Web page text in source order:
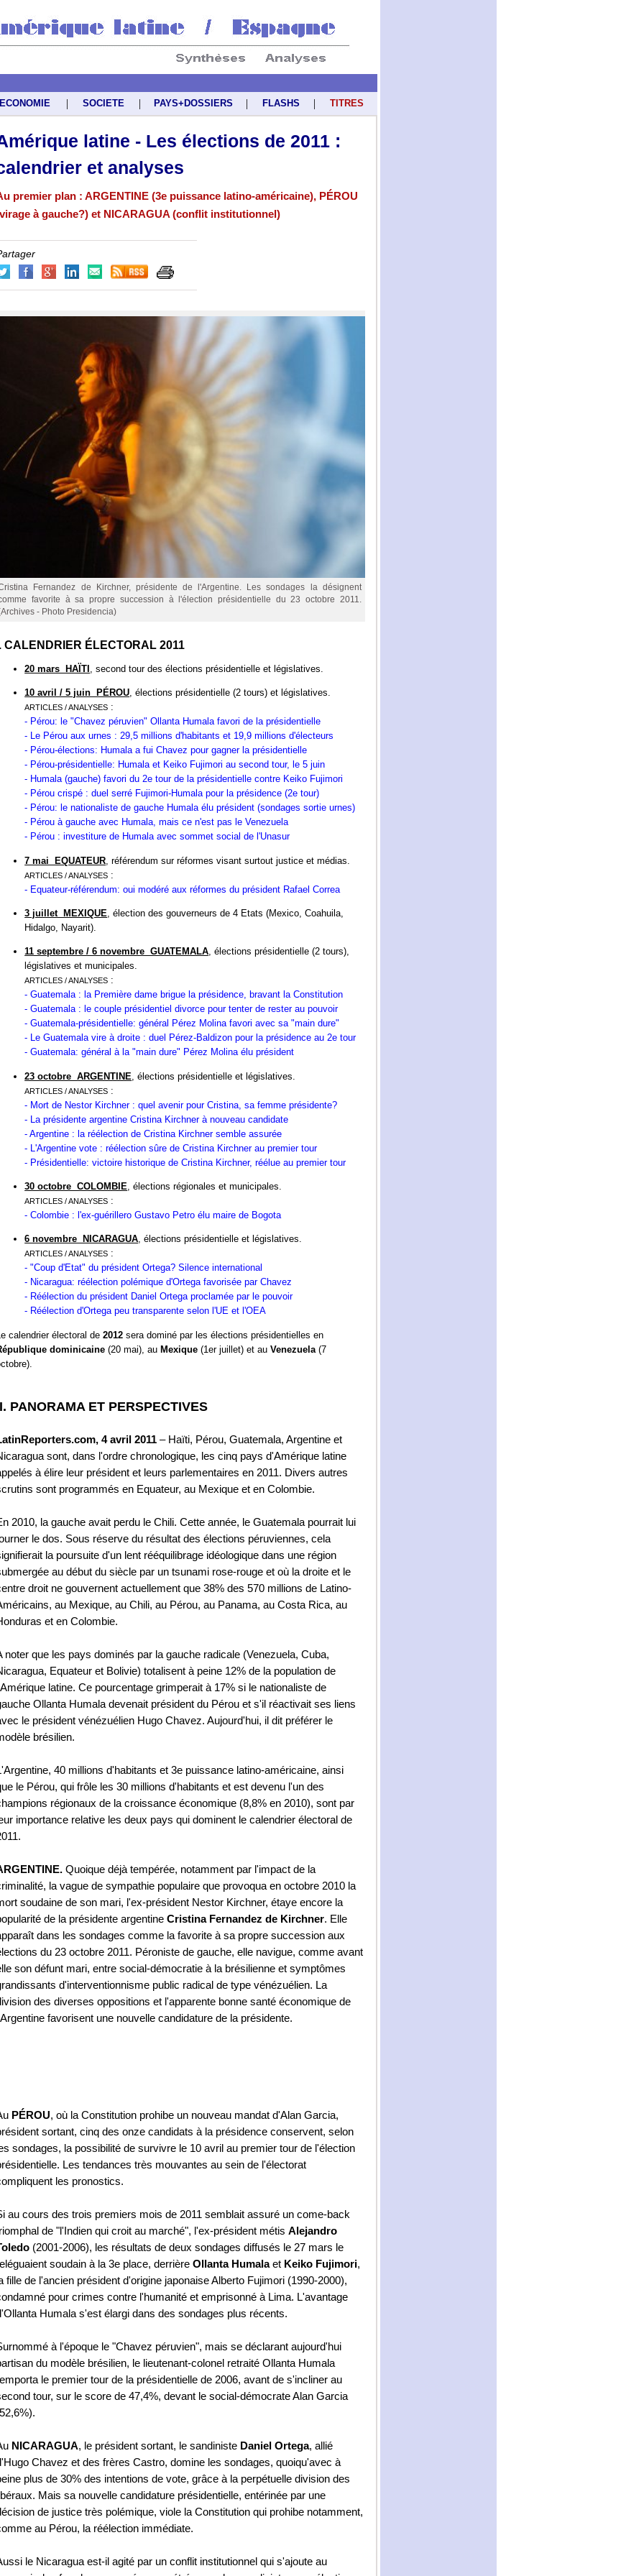
ECONOMIE | SOCIETE | PAYS+DOSSIERS | FLASHS | TITRES
latine - Les élections de 2011 :
et analyses
premier plan : ARGENTINE (3e puissance latino-américaine), PÉROU
à gauche?) et NICARAGUA (conflit institutionnel)
Fernandez de Kirchner, présidente de l'Argentine. Les sondages la désignent
favorite à sa propre succession à l'élection présidentielle du 23 octobre 2011.
- Photo Presidencia)
CALENDRIER ÉLECTORAL 2011
20 mars HAÏTI , second tour des élections présidentielle et législatives.
10 avril / 5 juin PÉROU, élections présidentielle (2 tours) et législatives.
ARTICLES / ANALYSES :
- Pérou: le "Chavez péruvien" Ollanta Humala favori de la présidentielle
- Le Pérou aux urnes : 29,5 millions d'habitants et 19,9 millions d'électeurs
- Pérou-élections: Humala a fui Chavez pour gagner la présidentielle
- Pérou-présidentielle: Humala et Keiko Fujimori au second tour, le 5 juin
- Humala (gauche) favori du 2e tour de la présidentielle contre Keiko Fujimori
- Pérou crispé : duel serré Fujimori-Humala pour la présidence (2e tour)
- Pérou: le nationaliste de gauche Humala élu président (sondages sortie urnes)
- Pérou à gauche avec Humala, mais ce n'est pas le Venezuela
- Pérou : investiture de Humala avec sommet social de l'Unasur
7 mai EQUATEUR , référendum sur réformes visant surtout justice et médias.
ARTICLES / ANALYSES :
- Equateur-référendum: oui modéré aux réformes du président Rafael Correa
3 juillet MEXIQUE , élection des gouverneurs de 4 Etats (Mexico, Coahuila,
Hidalgo, Nayarit).
11 septembre / 6 novembre GUATEMALA, élections présidentielle (2 tours),
législatives et municipales.
ARTICLES / ANALYSES :
- Guatemala : la Première dame brigue la présidence, bravant la Constitution
- Guatemala : le couple présidentiel divorce pour tenter de rester au pouvoir
- Guatemala-présidentielle: général Pérez Molina favori avec sa "main dure"
- Le Guatemala vire à droite : duel Pérez-Baldizon pour la présidence au 2e tour
- Guatemala: général à la "main dure" Pérez Molina élu président
23 octobre ARGENTINE , élections présidentielle et législatives.
ARTICLES / ANALYSES :
- Mort de Nestor Kirchner : quel avenir pour Cristina, sa femme présidente?
- La présidente argentine Cristina Kirchner à nouveau candidate
- Argentine : la réélection de Cristina Kirchner semble assurée
- L'Argentine vote : réélection sûre de Cristina Kirchner au premier tour
- Présidentielle: victoire historique de Cristina Kirchner, réélue au premier tour
30 octobre COLOMBIE , élections régionales et municipales.
ARTICLES / ANALYSES :
- Colombie : l'ex-guérillero Gustavo Petro élu maire de Bogota
6 novembre NICARAGUA, élections présidentielle et législatives.
ARTICLES / ANALYSES :
- "Coup d'Etat" du président Ortega? Silence international
- Nicaragua: réélection polémique d'Ortega favorisée par Chavez
- Réélection du président Daniel Ortega proclamée par le pouvoir
- Réélection d'Ortega peu transparente selon l'UE et l'OEA
calendrier électoral de2012 sera dominé par les élections présidentielles en
dominicaine (20 mai), auMexique (1er juillet) et auVenezuela (7
PANORAMA ET PERSPECTIVES
4 avril 2011 – Haïti, Pérou, Guatemala, Argentine et
sont, dans l'ordre chronologique, les cinq pays d'Amérique latine
à élire leur président et leurs parlementaires en 2011. Divers autres
sont programmés en Equateur, au Mexique et en Colombie.
2010, la gauche avait perdu le Chili. Cette année, le Guatemala pourrait lui
le dos. Sous réserve du résultat des élections péruviennes, cela
la poursuite d'un lent rééquilibrage idéologique dans une région
au début du siècle par un tsunami rose-rouge et où la droite et le
droit ne gouvernent actuellement que 38% des 570 millions de Latino-
au Mexique, au Chili, au Pérou, au Panama, au Costa Rica, au
et en Colombie.
noter que les pays dominés par la gauche radicale (Venezuela, Cuba,
Equateur et Bolivie) totalisent à peine 12% de la population de
latine. Ce pourcentage grimperait à 17% si le nationaliste de
Ollanta Humala devenait président du Pérou et s'il réactivait ses liens
le président vénézuélien Hugo Chavez. Aujourd'hui, il dit préférer le
brésilien.
40 millions d'habitants et 3e puissance latino-américaine, ainsi
le Pérou, qui frôle les 30 millions d'habitants et est devenu l'un des
régionaux de la croissance économique (8,8% en 2010), sont par
importance relative les deux pays qui dominent le calendrier électoral de
Quoique déjà tempérée, notamment par l'impact de la
la vague de sympathie populaire que provoqua en octobre 2010 la
soudaine de son mari, l'ex-président Nestor Kirchner, étaye encore la
de la présidente argentineCristina Fernandez de Kirchner. Elle
dans les sondages comme la favorite à sa propre succession aux
du 23 octobre 2011. Péroniste de gauche, elle navigue, comme avant
son défunt mari, entre social-démocratie à la brésilienne et symptômes
d'interventionnisme public radical de type vénézuélien. La
des diverses oppositions et l'apparente bonne santé économique de
favorisent une nouvelle candidature de la présidente.
PÉROU, où la Constitution prohibe un nouveau mandat d'Alan Garcia,
sortant, cinq des onze candidats à la présidence conservent, selon
sondages, la possibilité de survivre le 10 avril au premier tour de l'élection
Les tendances très mouvantes au sein de l'électorat
les pronostics.
au cours des trois premiers mois de 2011 semblait assuré un come-back
de "l'Indien qui croit au marché", l'ex-président métisAlejandro
(2001-2006), les résultats de deux sondages diffusés le 27 mars le
soudain à la 3e place, derrièreOllanta Humalaet Keiko Fujimori,
fille de l'ancien président d'origine japonaise Alberto Fujimori (1990-2000),
pour crimes contre l'humanité et emprisonné à Lima. L'avantage
Humala s'est élargi dans des sondages plus récents.
à l'époque le "Chavez péruvien", mais se déclarant aujourd'hui
du modèle brésilien, le lieutenant-colonel retraité Ollanta Humala
le premier tour de la présidentielle de 2006, avant de s'incliner au
tour, sur le score de 47,4%, devant le social-démocrate Alan Garcia
NICARAGUA, le président sortant, le sandiniste Daniel Ortega, allié
Chavez et des frères Castro, domine les sondages, quoiqu'avec à
plus de 30% des intentions de vote, grâce à la perpétuelle division des
Mais sa nouvelle candidature présidentielle, entérinée par une
de justice très polémique, viole la Constitution qui prohibe notamment,
au Pérou, la réélection immédiate.
le Nicaragua est-il agité par un conflit institutionnel qui s'ajoute au